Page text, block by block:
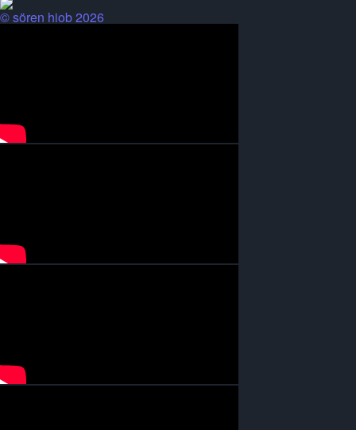
© sören hiob 2026